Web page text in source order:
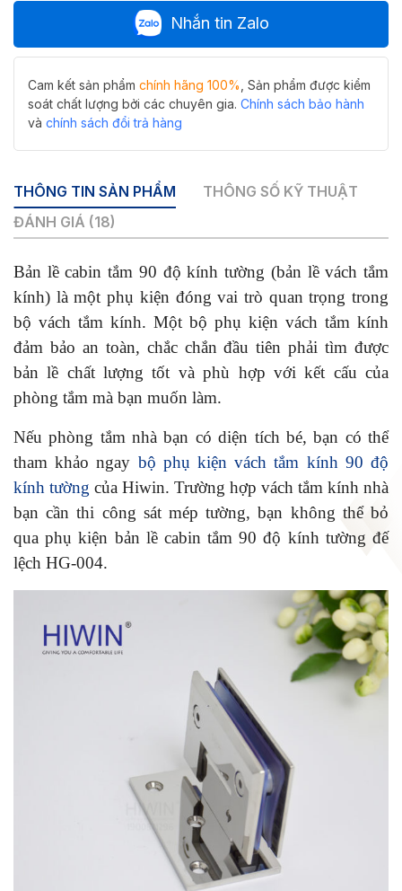
kính
tường
inox
Hiwin
HG-
004
Nhắn tin Zalo
Cam kết sản phẩm chính hãng 100% , Sản phẩm được kiểm
soát chất lượng bởi các chuyên gia. Chính sách bảo hành
và chính sách đổi trả hàng
THÔNG TIN SẢN PHẨM
THÔNG SỐ KỸ THUẬT
ĐÁNH GIÁ (18)
Bản lề cabin tắm 90 độ kính tường (bản lề vách tắm
kính) là một phụ kiện đóng vai trò quan trọng trong
bộ vách tắm kính. Một bộ phụ kiện vách tắm kính
đảm bảo an toàn, chắc chắn đầu tiên phải tìm được
bản lề chất lượng tốt và phù hợp với kết cấu của
phòng tắm mà bạn muốn làm.
Nếu phòng tắm nhà bạn có diện tích bé, bạn có thể
tham khảo ngay bộ phụ kiện vách tắm kính 90 độ
kính tường của Hiwin. Trường hợp vách tắm kính nhà
bạn cần thi công sát mép tường, bạn không thể bỏ
qua phụ kiện bản lề cabin tắm 90 độ kính tường đế
lệch HG-004.